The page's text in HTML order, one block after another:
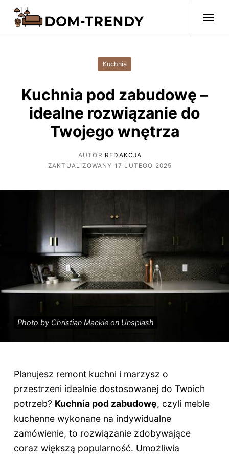
Kuchnia
Kuchnia pod zabudowę –
idealne rozwiązanie do
Twojego wnętrza
AUTOR REDAKCJA
ZAKTUALIZOWANY 17 LUTEGO 2025
Photo by Christian Mackie on Unsplash
Planujesz remont kuchni i marzysz o
przestrzeni idealnie dostosowanej do Twoich
potrzeb? Kuchnia pod zabudowę, czyli meble
kuchenne wykonane na indywidualne
zamówienie, to rozwiązanie zdobywające
coraz większą popularność. Umożliwia